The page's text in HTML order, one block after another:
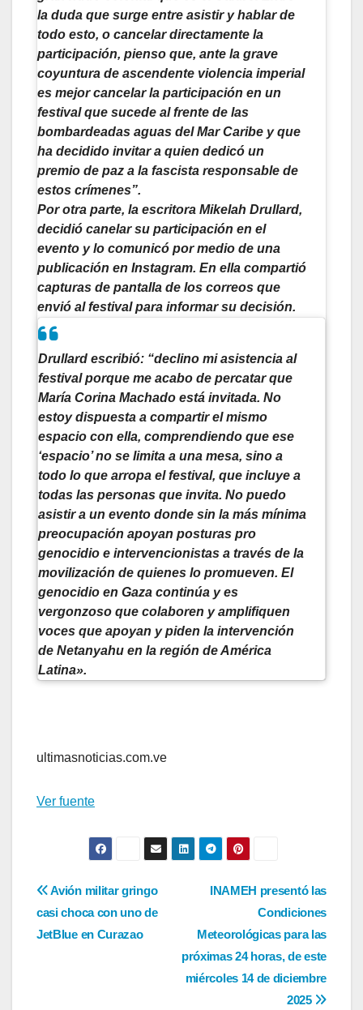
la duda que surge entre asistir y hablar de
todo esto, o cancelar directamente la
participación, pienso que, ante la grave
coyuntura de ascendente violencia imperial
es mejor cancelar la participación en un
festival que sucede al frente de las
bombardeadas aguas del Mar Caribe y que
ha decidido invitar a quien dedicó un
premio de paz a la fascista responsable de
estos crímenes”.
Por otra parte, la escritora Mikelah Drullard,
decidió canelar su participación en el
evento y lo comunicó por medio de una
publicación en Instagram. En ella compartió
capturas de pantalla de los correos que
envió al festival para informar su decisión.
Drullard escribió: “declino mi asistencia al
festival porque me acabo de percatar que
María Corina Machado está invitada. No
estoy dispuesta a compartir el mismo
espacio con ella, comprendiendo que ese
‘espacio’ no se limita a una mesa, sino a
todo lo que arropa el festival, que incluye a
todas las personas que invita. No puedo
asistir a un evento donde sin la más mínima
preocupación apoyan posturas pro
genocidio e intervencionistas a través de la
movilización de quienes lo promueven. El
genocidio en Gaza continúa y es
vergonzoso que colaboren y amplifiquen
voces que apoyan y piden la intervención
de Netanyahu en la región de América
Latina».
ultimasnoticias.com.ve
Ver fuente
Navegación
de
INAMEH presentó las
Condiciones
Meteorológicas para las
próximas 24 horas, de este
miércoles 14 de diciembre
2025
Avión militar gringo
casi choca con uno de
JetBlue en Curazao